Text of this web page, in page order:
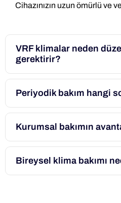
Cihazınızın uzun ömürlü ve
VRF klimalar neden
gerektirir?
Periyodik bakım hangi
Kurumsal bakımın
Bireysel klima bakımı